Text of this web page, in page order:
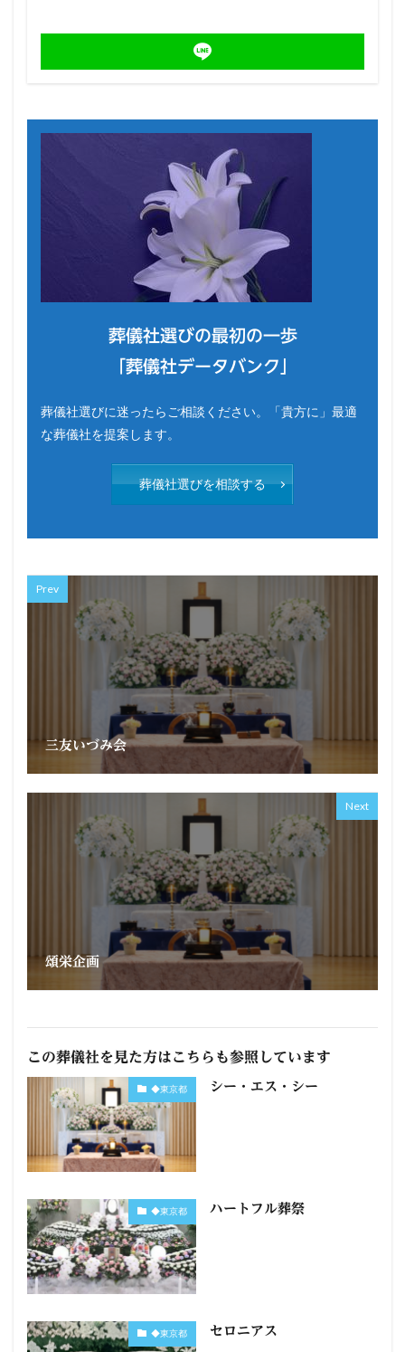
葬儀社選びの最初の一歩
「葬儀社データバンク」
葬儀社選びに迷ったらご相談ください。「貴方に」最適
な葬儀社を提案します。
葬儀社選びを相談する
Prev
三友いづみ会
Next
頌栄企画
この葬儀社を見た方はこちらも参照しています
◆東京都 シー・エス・シー
◆東京都 ハートフル葬祭
◆東京都 セロニアス